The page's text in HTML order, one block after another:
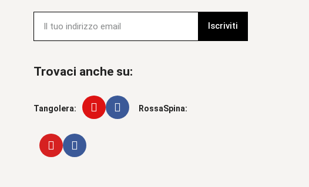
Iscriviti
Trovaci anche su:
Tangolera: RossaSpina: